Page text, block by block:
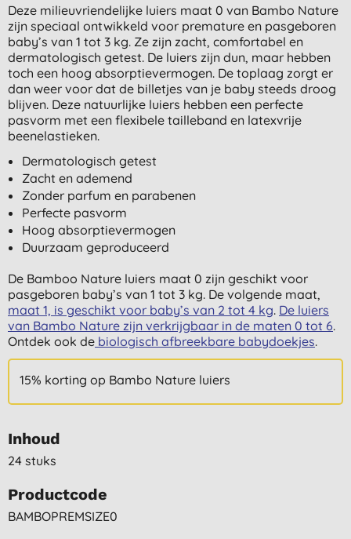
Deze milieuvriendelijke luiers maat 0 van Bambo Nature
zijn speciaal ontwikkeld voor premature en pasgeboren
baby’s van 1 tot 3 kg. Ze zijn zacht, comfortabel en
dermatologisch getest. De luiers zijn dun, maar hebben
toch een hoog absorptievermogen. De toplaag zorgt er
dan weer voor dat de billetjes van je baby steeds droog
blijven. Deze natuurlijke luiers hebben een perfecte
pasvorm met een flexibele tailleband en latexvrije
beenelastieken.
Dermatologisch getest
Zacht en ademend
Zonder parfum en parabenen
Perfecte pasvorm
Hoog absorptievermogen
Duurzaam geproduceerd
De Bamboo Nature luiers maat 0 zijn geschikt voor
pasgeboren baby’s van 1 tot 3 kg. De volgende maat,
maat 1, is geschikt voor baby’s van 2 tot 4 kg. De luiers
van Bambo Nature zijn verkrijgbaar in de maten 0 tot 6.
Ontdek ook de biologisch afbreekbare babydoekjes.
15% korting op Bambo Nature luiers
Inhoud
24 stuks
Productcode
BAMBOPREMSIZE0